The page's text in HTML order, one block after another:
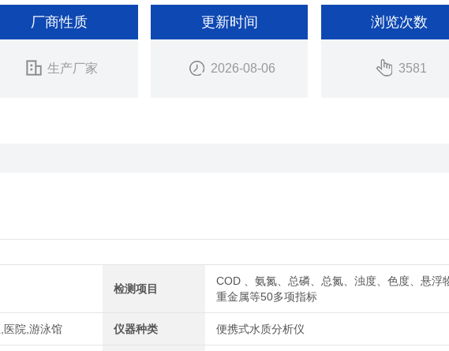
厂商性质
生产厂家
更新时间
2026-08-06
浏览次数
3581
检测项目
COD 、氨氮、总磷、总氮、浊度、色度、悬浮
重金属等50多项指标
医院,游泳馆 仪器种类 便携式水质分析仪